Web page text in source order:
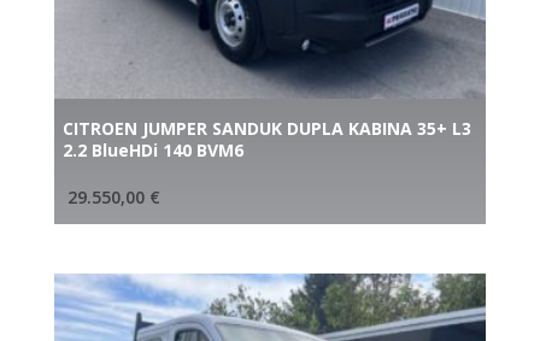
CITROEN JUMPER SANDUK DUPLA KABINA 35+ L3
2.2 BlueHDi 140 BVM6
29.550,00 €